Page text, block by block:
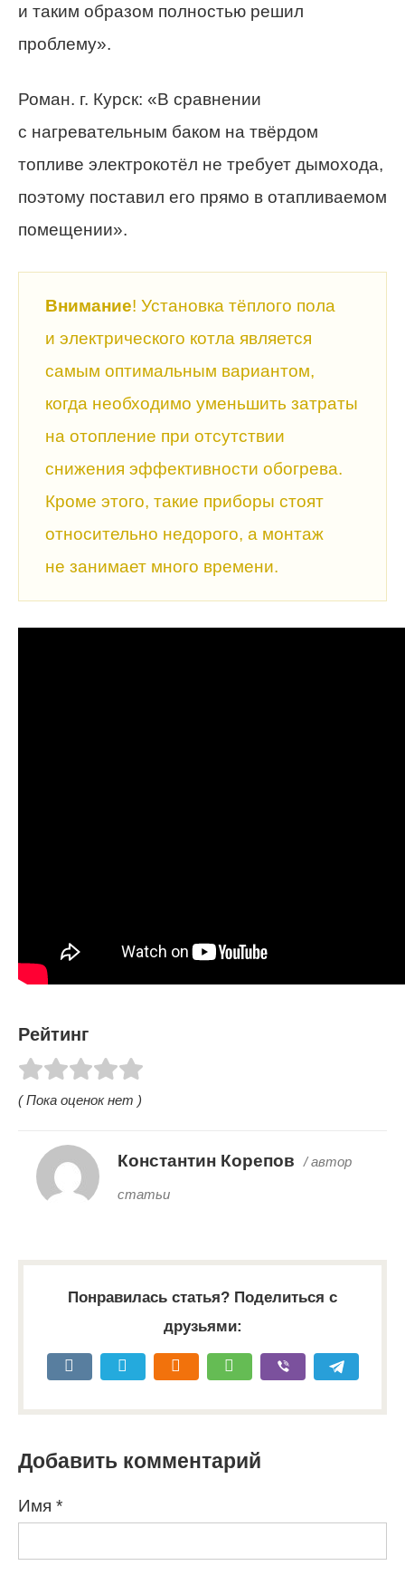
и таким образом полностью решил
проблему».
Роман. г. Курск: «В сравнении
с нагревательным баком на твёрдом
топливе электрокотёл не требует дымохода,
поэтому поставил его прямо в отапливаемом
помещении».
Внимание! Установка тёплого пола
и электрического котла является
самым оптимальным вариантом,
когда необходимо уменьшить затраты
на отопление при отсутствии
снижения эффективности обогрева.
Кроме этого, такие приборы стоят
относительно недорого, а монтаж
не занимает много времени.
Рейтинг
( Пока оценок нет )
Константин Корепов / автор
статьи
Понравилась статья? Поделиться с
друзьями:
Добавить комментарий
Имя *